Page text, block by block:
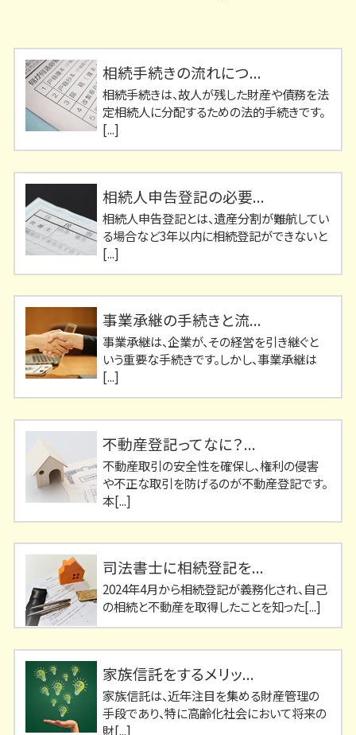
相続手続きの流れにつ...
相続手続きは、故人が残した財産や債務を法
定相続人に分配するための法的手続きです。
[...]
相続人申告登記の必要...
相続人申告登記とは、遺産分割が難航してい
る場合など3年以内に相続登記ができないと
[...]
事業承継の手続きと流...
事業承継は、企業が、その経営を引き継ぐと
いう重要な手続きです。しかし、事業承継は
[...]
不動産登記ってなに？...
不動産取引の安全性を確保し、権利の侵害
や不正な取引を防げるのが不動産登記です。
本[...]
司法書士に相続登記を...
2024年4月から相続登記が義務化され、自己
の相続と不動産を取得したことを知った[...]
家族信託をするメリッ...
家族信託は、近年注目を集める財産管理の
手段であり、特に高齢化社会において将来の
財[...]